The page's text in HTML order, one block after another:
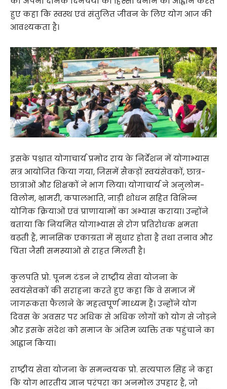
हुए कहा कि स्वस्थ एवं संतुलित जीवन के लिए योग आज की
आवश्यकता है।
इसके पश्चात योगाचार्य प्रमोद राय के निर्देशन में योगाभ्यास
सत्र आयोजित किया गया, जिसमें सैकड़ों स्वयंसेवकों, छात्र-
छात्राओं और शिक्षकों ने भाग लिया। योगाचार्य ने अनुलोम-
विलोम, भ्रामरी, कपालभाति, नाड़ी शोधन सहित विभिन्न
योगिक क्रियाओं एवं प्राणायामों का अभ्यास कराया। उन्होंने
बताया कि नियमित योगाभ्यास से रोग प्रतिरोधक क्षमता
बढ़ती है, मानसिक एकाग्रता में सुधार होता है तथा तनाव और
चिंता जैसी समस्याओं से राहत मिलती है।
कुलपति प्रो. पूनम टंडन ने राष्ट्रीय सेवा योजना के
स्वयंसेवकों की सराहना करते हुए कहा कि वे समाज में
जागरूकता फैलाने के महत्वपूर्ण माध्यम हैं। उन्होंने योग
दिवस के अवसर पर अधिक से अधिक लोगों को योग से जोड़ने
और इसके संदेश को समाज के अंतिम व्यक्ति तक पहुंचाने का
आह्वान किया।
राष्ट्रीय सेवा योजना के समन्वयक प्रो. सत्यपाल सिंह ने कहा
कि योग भारतीय ज्ञान परंपरा का अनमोल उपहार है, जो